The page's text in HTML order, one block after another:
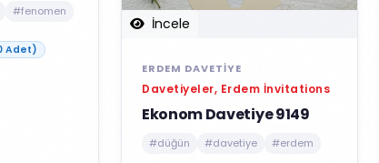
#fenomen
Adet)
İncele
ERDEM DAVETIYE
Davetiyeler, Erdem İnvitations
Ekonom Davetiye 9149
#düğün #davetiye #erdem